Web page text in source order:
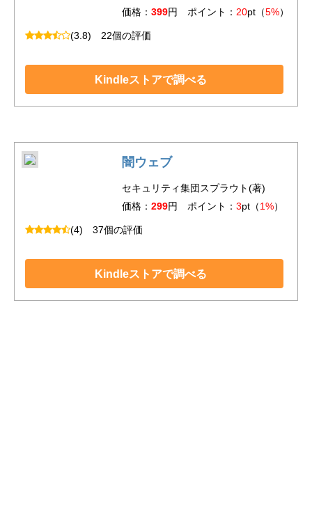
価格： 399円 ポイント： 20pt（5%）
(3.8) 22個の評価
Kindleストアで調べる
闇ウェブ
セキュリティ集団スプラウト(著)
価格： 299円 ポイント： 3pt（1%）
(4) 37個の評価
Kindleストアで調べる